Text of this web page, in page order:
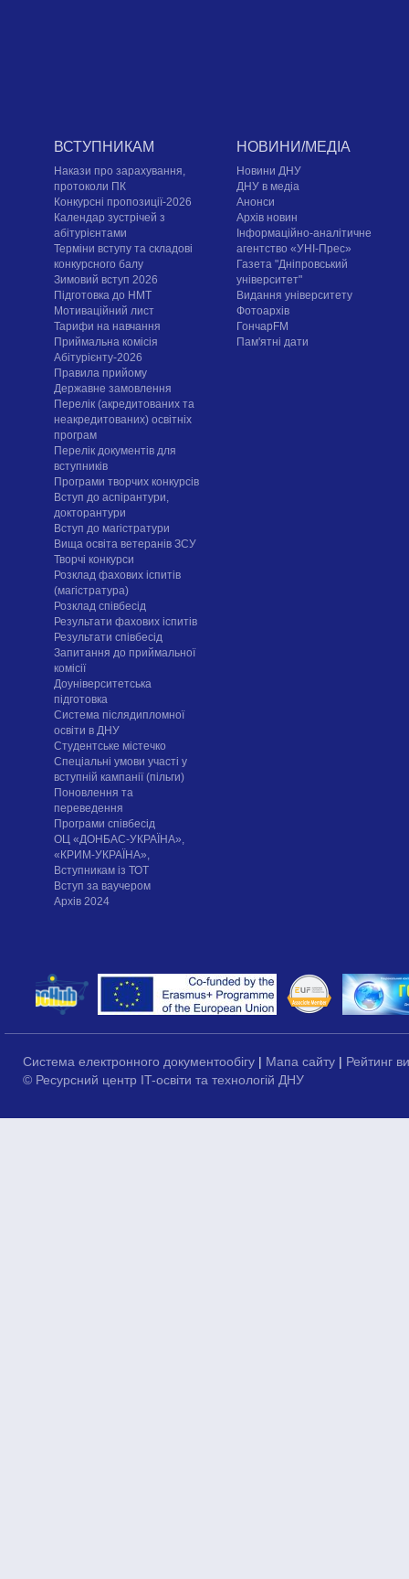
ВСТУПНИКАМ
Накази про зарахування,
протоколи ПК
Конкурсні пропозиції-2026
Календар зустрічей з
абітурієнтами
Терміни вступу та складові
конкурсного балу
Зимовий вступ 2026
Підготовка до НМТ
Мотиваційний лист
Тарифи на навчання
Приймальна комісія
Абітурієнту-2026
Правила прийому
Державне замовлення
Перелік (акредитованих та
неакредитованих) освітніх
програм
Перелік документів для
вступників
Програми творчих конкурсiв
Вступ до аспірантури,
докторантури
Вступ до магістратури
Вища освіта ветеранів ЗСУ
Творчі конкурси
Розклад фахових іспитів
(магістратура)
Розклад співбесід
Результати фахових іспитів
Результати співбесід
Запитання до приймальної
комісії
Доуніверситетська
підготовка
Система післядипломної
освіти в ДНУ
Cтудентське містечко
Спеціальні умови участі у
вступній кампанії (пільги)
Поновлення та
переведення
Програми співбесід
ОЦ «ДОНБАС-УКРАЇНА»,
«КРИМ-УКРАЇНА»,
Вступникам із ТОТ
Вступ за ваучером
Архів 2024
НОВИНИ/МЕДІА
Новини ДНУ
ДНУ в медіа
Анонси
Архів новин
Інформаційно-аналітичне
агентство «УНІ-Прес»
Газета "Дніпровський
університет"
Видання університету
Фотоархів
ГончарFM
Пам'ятні дати
Система електронного документообігу | Мапа сайту | Рейтинг
© Ресурсний центр IT-освіти та технологій ДНУ